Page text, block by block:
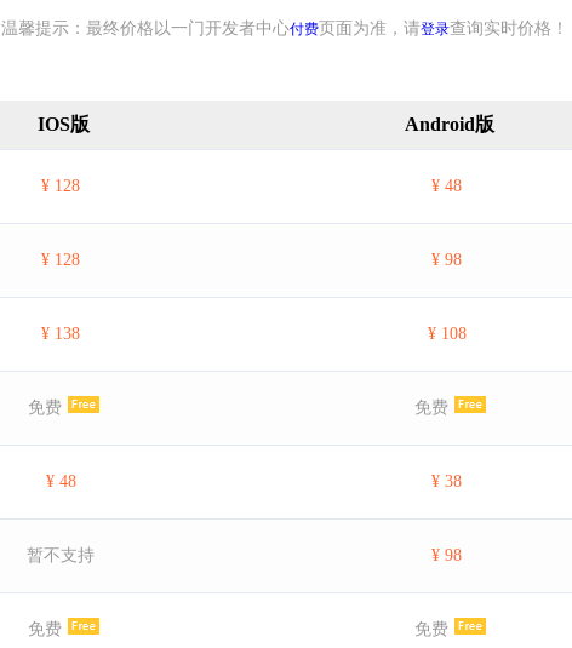
温馨提示：最终价格以一门开发者中心付费页面为准，请登录查询实时价格！
IOS版 Android版
¥ 128 ¥ 48
¥ 128 ¥ 98
¥ 138 ¥ 108
免费 免费
¥ 48 ¥ 38
暂不支持 ¥ 98
免费 免费